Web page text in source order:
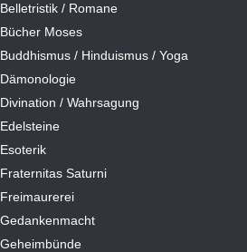
Belletristik / Romane
Bücher Moses
Buddhismus / Hinduismus / Yoga
Dämonologie
Divination / Wahrsagung
Edelsteine
Esoterik
Fraternitas Saturni
Freimaurerei
Gedankenmacht
Geheimbünde